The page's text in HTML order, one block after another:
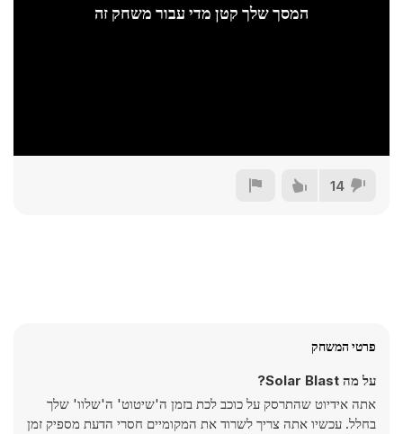
המסך שלך קטן מדי עבור משחק זה
14
פרטי המשחק
על מה Solar Blast?
אתה אידיוט שהתרסק על כוכב לכת בזמן ה'שיטוט' ה'שלוו' שלך
בחלל. עכשיו אתה צריך לשרוד את המקומיים חסרי הדעת מספיק זמן